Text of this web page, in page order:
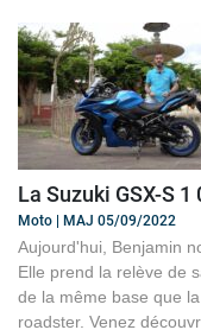
La Suzuki GSX-S 1
Moto | MAJ 05/09/2022
Aujourd'hui, Benjamin
Elle prend la relève de
de la même base que
roadster. Venez